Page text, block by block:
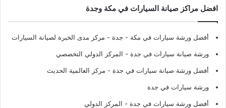
افضل مراكز صيانة السيارات في مكة وجدة
أفضل ورشة سيارات في مكة - جدة - مركز مدى الخبرة لصيانة السيارات
ورشة صيانة سيارات في جدة - المركز الدولي التخصصي
أفضل ورشة صيانة سيارات في جدة - مركز العالمية الحديث
ورشة سيارات في جدة
أفضل ورشة سيارات في جدة - المركز الدولي